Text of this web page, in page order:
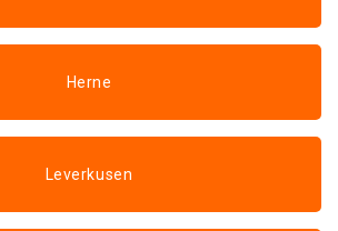
Herne
Leverkusen